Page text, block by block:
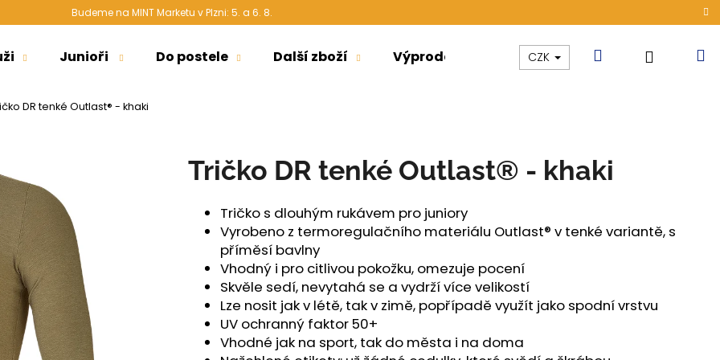
Budeme na MINT Marketu v Plzni: 5. a 6. 8.
Junioři Do postele Další zboží Výprodej Kolekce Akce
CZK Hledat
DR tenké Outlast® - khaki
Tričko DR tenké Outlast® - khaki
Tričko s dlouhým rukávem pro juniory
Vyrobeno z termoregulačního materiálu Outlast® v tenké variantě, s
příměsí bavlny
Vhodný i pro citlivou pokožku, omezuje pocení
Skvěle sedí, nevytahá se a vydrží více velikostí
Lze nosit jak v létě, tak v zimě, popřípadě využít jako spodní vrstvu
UV ochranný faktor 50+
Vhodné jak na sport, tak do města i na doma
Doporučujeme
HIGH LONG DÁMSKÉ TENKÉ ŠORTKY HIGH LONG DÁMSKÉ TENKÉ